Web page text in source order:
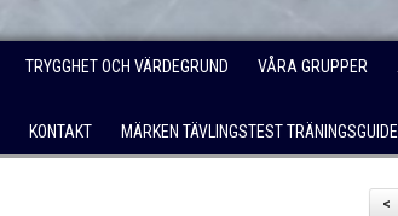
TRYGGHET OCH VÄRDEGRUND VÅRA GRUPPER
KONTAKT MÄRKEN TÄVLINGSTEST TRÄNINGSGUIDE
<